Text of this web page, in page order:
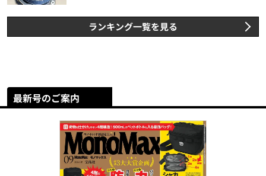
ランキング一覧を見る
最新号のご案内